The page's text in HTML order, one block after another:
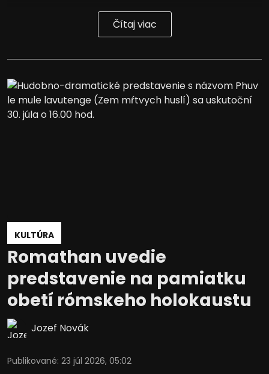
Čítaj viac
KULTÚRA
Romathan uvedie
predstavenie na pamiatku
obetí rómskeho holokaustu
Jozef Novák
Publikované: 23 júl 2026, 05:02